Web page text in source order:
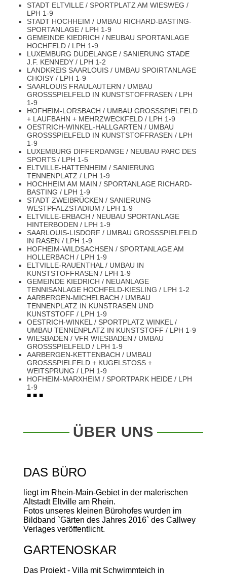
STADT ELTVILLE / SPORTPLATZ AM WIESWEG /
LPH 1-9
STADT HOCHHEIM / UMBAU RICHARD-BASTING-
SPORTANLAGE / LPH 1-9
GEMEINDE KIEDRICH / NEUBAU SPORTANLAGE
HOCHFELD / LPH 1-9
LUXEMBURG DUDELANGE / SANIERUNG STADE
J.F. KENNEDY / LPH 1-2
LANDKREIS SAARLOUIS / UMBAU SPOIRTANLAGE
CHOISY / LPH 1-9
SAARLOUIS FRAULAUTERN / UMBAU
GROSSSPIELFELD IN KUNSTSTOFFRASEN / LPH 1
-9
HOFHEIM-LORSBACH / UMBAU GROSSSPIELFELD +
LAUFBAHN + MEHRZWECKFELD / LPH 1-9
OESTRICH-WINKEL-HALLGARTEN / UMBAU
GROSSSPIELFELD IN KUNSTSTOFFRASEN / LPH 1
-9
LUXEMBURG DIFFERDANGE / NEUBAU PARC DES
SPORTS / LPH 1-5
ELTVILLE-HATTENHEIM / SANIERUNG
TENNENPLATZ / LPH 1-9
HOCHHEIM AM MAIN / SPORTANLAGE RICHARD-
BASTING / LPH 1-9
STADT ZWEIBRÜCKEN / SANIERUNG
WESTPFALZSTADIUM / LPH 1-9
ELTVILLE-ERBACH / NEUBAU SPORTANLAGE
HINTERBODEN / LPH 1-9
SAARLOUIS-LISDORF / UMBAU GROSSSPIELFELD I
N RASEN / LPH 1-9
HOFHEIM-WILDSACHSEN / SPORTANLAGE AM
HOLLERBACH / LPH 1-9
ELTVILLE-RAUENTHAL / UMBAU IN
KUNSTSTOFFRASEN / LPH 1-9
GEMEINDE KIEDRICH / NEUANLAGE
TENNISANLAGE HOCHFELD-KIESLING / LPH 1-2
AARBERGEN-MICHELBACH / UMBAU
TENNENPLATZ IN KUNSTRASEN UND
KUNSTSTOFF / LPH 1-9
OESTRICH-WINKEL / SPORTPLATZ WINKEL /
UMBAU TENNENPLATZ IN KUNSTSTOFF / LPH 1-9
WIESBADEN / VFR WIESBADEN / UMBAU
GROSSSPIELFELD / LPH 1-9
AARBERGEN-KETTENBACH / UMBAU
GROSSSPIELFELD + KUGELSTOSS + WE
ITSPRUNG / LPH 1-9
HOFHEIM-MARXHEIM / SPORTPARK HEIDE / LPH
1-9
■ ■ ■
ÜBER UNS
DAS BÜRO
liegt im Rhein-Main-Gebiet in der malerischen
Altstadt Eltville am Rhein.
Fotos unseres kleinen Bürohofes wurden im
Bildband `Gärten des Jahres 2016` des Callwey
Verlages veröffentlicht.
GARTENOSKAR
Das Projekt - Villa mit Schwimmteich in